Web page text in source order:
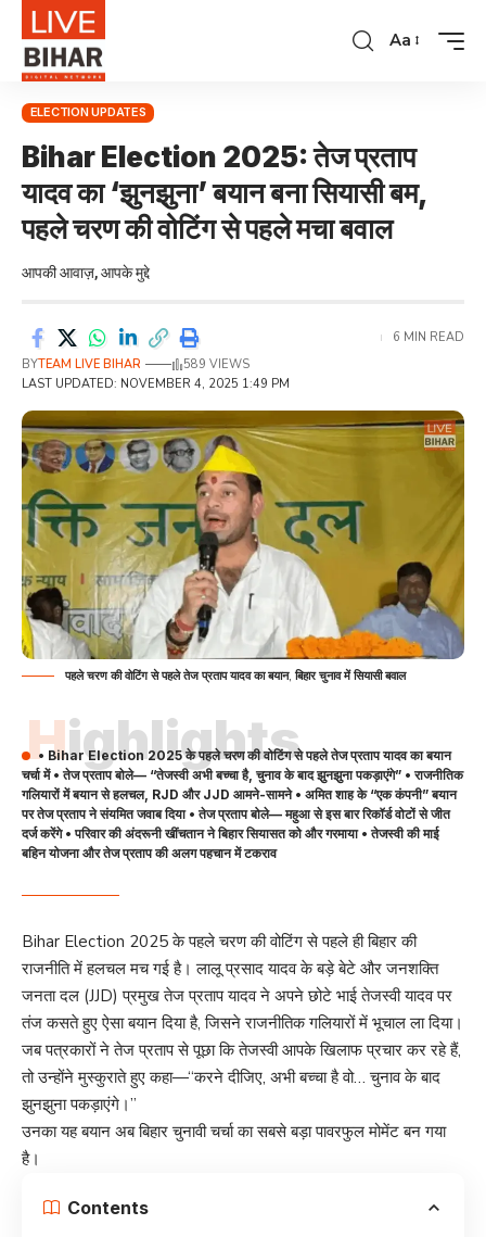
Aa
ELECTION UPDATES
Bihar Election 2025: तेज प्रताप
यादव का ‘झुनझुना’ बयान बना सियासी बम,
पहले चरण की वोटिंग से पहले मचा बवाल
आपकी आवाज़, आपके मुद्दे
LAST UPDATED: NOVEMBER 4, 2025 1:49 PM
BYTEAM LIVE BIHAR 589 VIEWS
6 MIN READ
पहले चरण की वोटिंग से पहले तेज प्रताप यादव का बयान, बिहार चुनाव में सियासी बवाल
Highlights
• Bihar Election 2025 के पहले चरण की वोटिंग से पहले तेज प्रताप यादव का बयान
चर्चा में • तेज प्रताप बोले— “तेजस्वी अभी बच्चा है, चुनाव के बाद झुनझुना पकड़ाएंगे” • राजनीतिक
गलियारों में बयान से हलचल, RJD और JJD आमने-सामने • अमित शाह के “एक कंपनी” बयान
पर तेज प्रताप ने संयमित जवाब दिया • तेज प्रताप बोले— महुआ से इस बार रिकॉर्ड वोटों से जीत
दर्ज करेंगे • परिवार की अंदरूनी खींचतान ने बिहार सियासत को और गरमाया • तेजस्वी की माई
बहिन योजना और तेज प्रताप की अलग पहचान में टकराव
Bihar Election 2025 के पहले चरण की वोटिंग से पहले ही बिहार की
राजनीति में हलचल मच गई है। लालू प्रसाद यादव के बड़े बेटे और जनशक्ति
जनता दल (JJD) प्रमुख तेज प्रताप यादव ने अपने छोटे भाई तेजस्वी यादव पर
तंज कसते हुए ऐसा बयान दिया है, जिसने राजनीतिक गलियारों में भूचाल ला दिया।
जब पत्रकारों ने तेज प्रताप से पूछा कि तेजस्वी आपके खिलाफ प्रचार कर रहे हैं,
तो उन्होंने मुस्कुराते हुए कहा—“करने दीजिए, अभी बच्चा है वो… चुनाव के बाद
झुनझुना पकड़ाएंगे।”
उनका यह बयान अब बिहार चुनावी चर्चा का सबसे बड़ा पावरफुल मोमेंट बन गया
है।
Contents